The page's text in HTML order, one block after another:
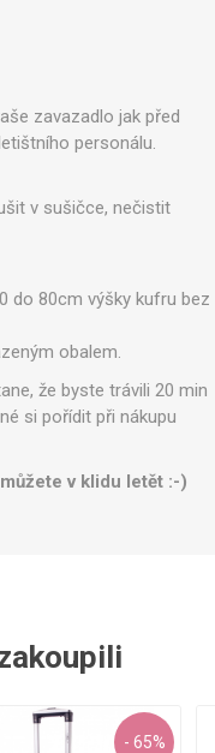
zavazadlo jak před
personálu.
v sušičce, nečistit
do 80cm výšky kufru bez
obalem.
že byste trávili 20 min
si pořídit při nákupu
v klidu letět :-)
- 65%